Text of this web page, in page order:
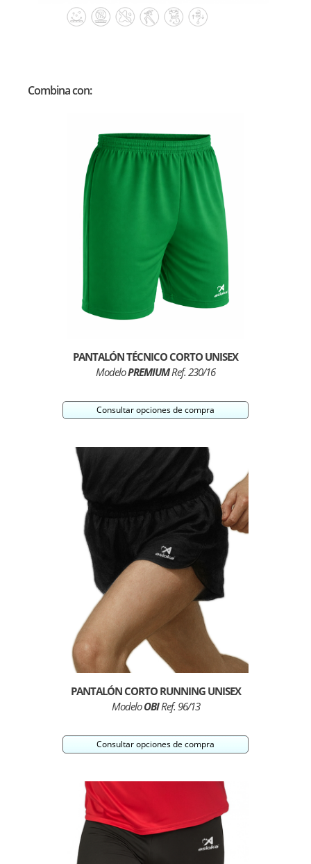
Combina con:
PANTALÓN TÉCNICO CORTO UNISEX
ModeloPREMIUMRef. 230/16
Consultar opciones de compra
PANTALÓN CORTO RUNNING UNISEX
ModeloOBIRef. 96/13
Consultar opciones de compra